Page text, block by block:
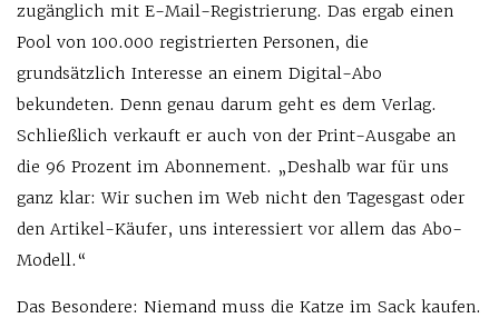
zugänglich mit E-Mail-Registrierung. Das ergab einen
Pool von 100.000 registrierten Personen, die
grundsätzlich Interesse an einem Digital-Abo
bekundeten. Denn genau darum geht es dem Verlag.
Schließlich verkauft er auch von der Print-Ausgabe an
die 96 Prozent im Abonnement. „Deshalb war für uns
ganz klar: Wir suchen im Web nicht den Tagesgast oder
den Artikel-Käufer, uns interessiert vor allem das Abo-
Modell.“
Das Besondere: Niemand muss die Katze im Sack kaufen.